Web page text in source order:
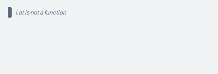
i.at is not a function